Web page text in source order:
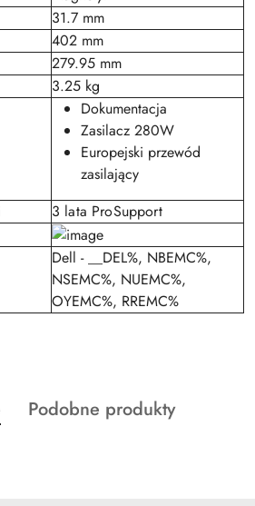
31.7 mm
402 mm
279.95 mm
3.25 kg
Dokumentacja
Zasilacz 280W
Europejski przewód
zasilający
3 lata ProSupport
Dell - __DEL%, NBEMC%,
NSEMC%, NUEMC%,
OYEMC%, RREMC%
Produkty
Podobne produkty